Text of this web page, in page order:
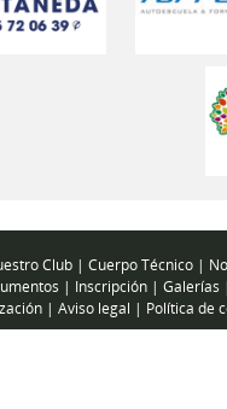
Club | Cuerpo Técnico |
| Inscripción | Galerías
| Aviso legal | Política de